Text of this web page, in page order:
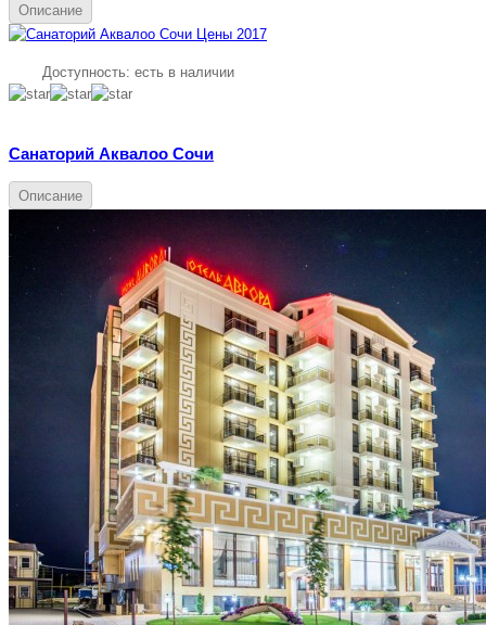
Описание
Доступность: есть в наличии
Санаторий Аквалоо Сочи
Описание